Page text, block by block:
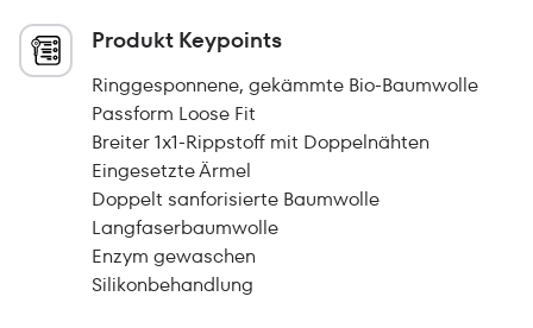
Produkt Keypoints
Ringgesponnene, gekämmte Bio-Baumwolle
Passform Loose Fit
Breiter 1x1-Rippstoff mit Doppelnähten
Eingesetzte Ärmel
Doppelt sanforisierte Baumwolle
Langfaserbaumwolle
Enzym gewaschen
Silikonbehandlung